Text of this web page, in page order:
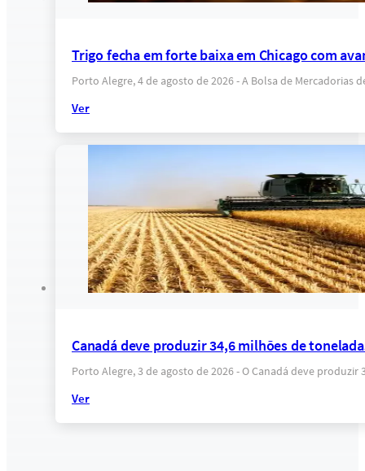
Trigo fecha em forte baixa em Chicago com
Porto Alegre, 4 de agosto de 2026 - A Bolsa de Mercadorias
Ver
Canadá deve produzir 34,6 milhões de
Porto Alegre, 3 de agosto de 2026 - O Canadá deve
Ver